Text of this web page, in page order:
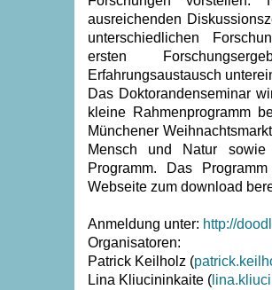
ausreichenden
unterschiedlichen
ersten
Erfahrungsaustausch
Das Doktorandenseminar
kleine Rahmenprogramm
Münchener
Mensch und Natur
Programm. Das
Webseite zum download
Anmeldung unter: http://
Organisatoren:
Patrick Keilholz (
Lina Kliucininkaite (